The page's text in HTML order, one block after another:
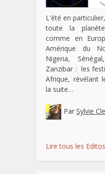
L'été en
toute la
comme en
Amérique du
Nigeria,
Zanzibar : les
Afrique, révélant
la suite…
Par Sylvie
Lire tous les Editos